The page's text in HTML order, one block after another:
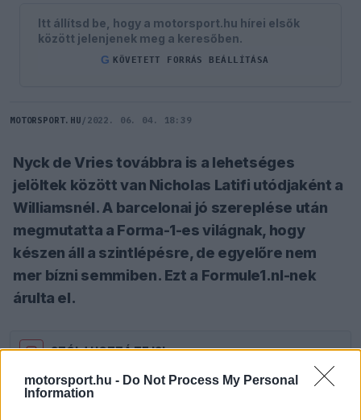
motorsport.hu - Do Not Process My Personal
Information
Itt állítsd be, hogy a motorsport.hu hírei elsők
között jelenjenek meg a keresőben.
G KÖVETETT FORRÁS BEÁLLÍTÁSA
MOTORSPORT.HU / 2022. 06. 04. 18:39
Nyck de Vries továbbra is a lehetséges
jelöltek között van Nicholas Latifi utódjaként a
Williamsnél. A barcelonai jó szereplése után
megmutatta a Forma-1-es világnak, hogy
készen áll a szintlépésre, de egyelőre nem
mer bízni semmiben. Ezt a Formule1.nl-nek
árulta el.
SZÓLJ HOZZÁ TE IS!